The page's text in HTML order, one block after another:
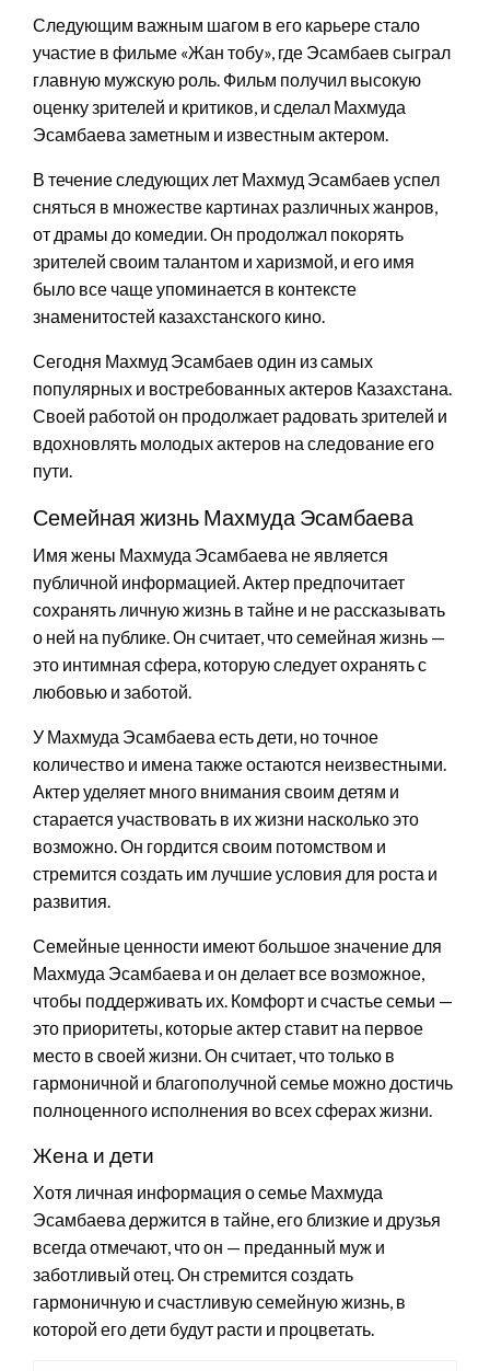
Следующим важным шагом в его карьере стало
участие в фильме «Жан тобу», где Эсамбаев сыграл
главную мужскую роль. Фильм получил высокую
оценку зрителей и критиков, и сделал Махмуда
Эсамбаева заметным и известным актером.
В течение следующих лет Махмуд Эсамбаев успел
сняться в множестве картинах различных жанров,
от драмы до комедии. Он продолжал покорять
зрителей своим талантом и харизмой, и его имя
было все чаще упоминается в контексте
знаменитостей казахстанского кино.
Сегодня Махмуд Эсамбаев один из самых
популярных и востребованных актеров Казахстана.
Своей работой он продолжает радовать зрителей и
вдохновлять молодых актеров на следование его
пути.
Семейная жизнь Махмуда Эсамбаева
Имя жены Махмуда Эсамбаева не является
публичной информацией. Актер предпочитает
сохранять личную жизнь в тайне и не рассказывать
о ней на публике. Он считает, что семейная жизнь —
это интимная сфера, которую следует охранять с
любовью и заботой.
У Махмуда Эсамбаева есть дети, но точное
количество и имена также остаются неизвестными.
Актер уделяет много внимания своим детям и
старается участвовать в их жизни насколько это
возможно. Он гордится своим потомством и
стремится создать им лучшие условия для роста и
развития.
Семейные ценности имеют большое значение для
Махмуда Эсамбаева и он делает все возможное,
чтобы поддерживать их. Комфорт и счастье семьи —
это приоритеты, которые актер ставит на первое
место в своей жизни. Он считает, что только в
гармоничной и благополучной семье можно достичь
полноценного исполнения во всех сферах жизни.
Жена и дети
Хотя личная информация о семье Махмуда
Эсамбаева держится в тайне, его близкие и друзья
всегда отмечают, что он — преданный муж и
заботливый отец. Он стремится создать
гармоничную и счастливую семейную жизнь, в
которой его дети будут расти и процветать.